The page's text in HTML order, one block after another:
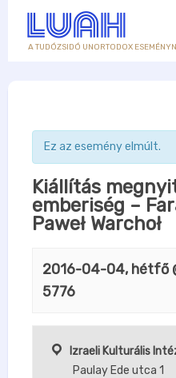
A TUDÓZSIDÓ UNORTODOX
Ez az esemény elmúlt.
Kiállítás
emberiség –
Paweł Warchoł
2016-04-04, hétfő
5776
Izraeli Kulturális
Paulay Ede utca 1